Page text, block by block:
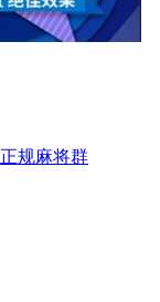
规麻将群